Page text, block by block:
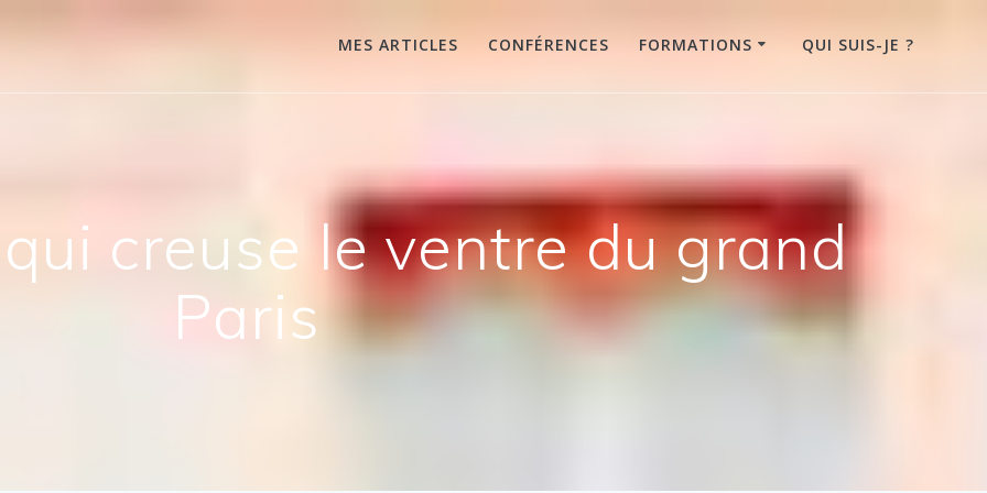
MES ARTICLES CONFÉRENCES FORMATIONS QUI SUIS-JE ?
creuse le ventre du grand
Paris